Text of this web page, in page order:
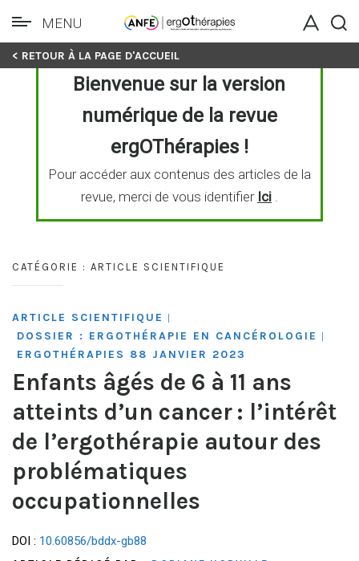
Skip
MENU
< RETOUR À LA PAGE D'ACCUEIL
Bienvenue sur la version
numérique de la revue
ergOThérapies !
Pour accéder aux contenus des articles de la
revue, merci de vous identifier Ici.
CATÉGORIE : ARTICLE SCIENTIFIQUE
ARTICLE SCIENTIFIQUE |
DOSSIER : ERGOTHÉRAPIE EN CANCÉROLOGIE |
ERGOTHÉRAPIES 88 JANVIER 2023
Enfants âgés de 6 à 11 ans
atteints d’un cancer : l’intérêt
de l’ergothérapie autour des
problématiques
occupationnelles
DOI : 10.60856/bddx-gb88